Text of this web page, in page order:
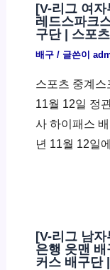
[V-리그 여
레드스파크
구단 | 스포
배구/ 글쓴이
스포츠 중계스
11월 12일 정
사 하이패스
년 11월 12일
[V-리그 남
은행 읏맨
커스 배구단